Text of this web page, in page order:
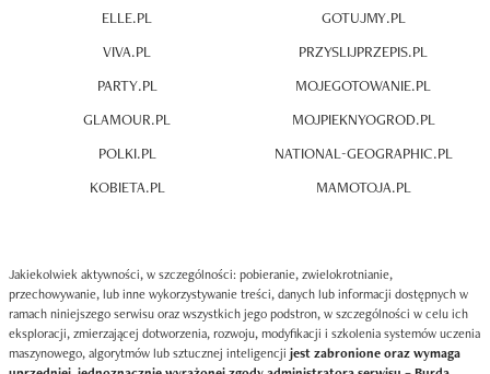
ELLE.PL
VIVA.PL
PARTY.PL
GLAMOUR.PL
POLKI.PL
KOBIETA.PL
GOTUJMY.PL
PRZYSLIJPRZEPIS.PL
MOJEGOTOWANIE.PL
MOJPIEKNYOGROD.PL
NATIONAL-GEOGRAPHIC.PL
MAMOTOJA.PL
Jakiekolwiek aktywności, w szczególności: pobieranie, zwielokrotnianie,
przechowywanie, lub inne wykorzystywanie treści, danych lub informacji dostępnych w
ramach niniejszego serwisu oraz wszystkich jego podstron, w szczególności w celu ich
eksploracji, zmierzającej dotworzenia, rozwoju, modyfikacji i szkolenia systemów uczenia
maszynowego, algorytmów lub sztucznej inteligencji jest zabronione oraz wymaga